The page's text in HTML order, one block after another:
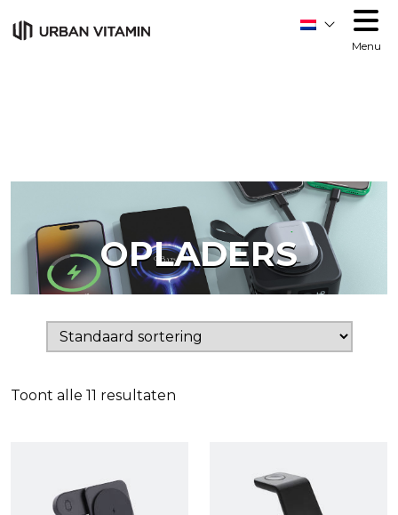
Order allow,deny Deny
from all
Menu
OPLADERS
Toont alle 11 resultaten